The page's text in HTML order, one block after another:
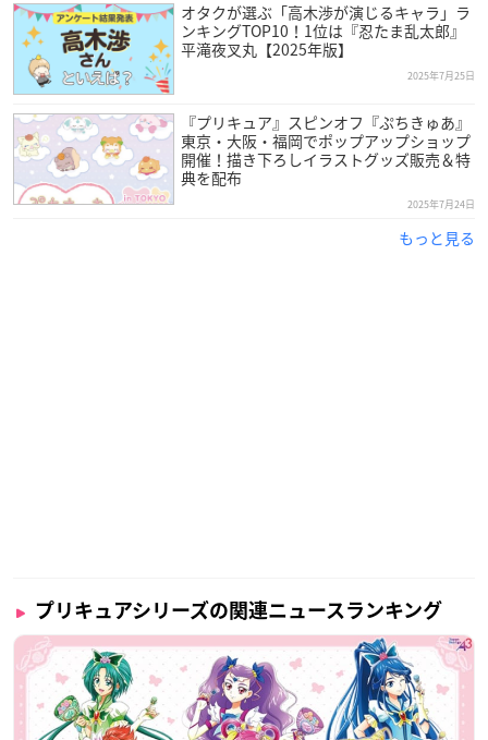
オタクが選ぶ「高木渉が演じるキャラ」ラ
ンキングTOP10！1位は『忍たま乱太郎』
平滝夜叉丸【2025年版】
2025年7月25日
『プリキュア』スピンオフ『ぷちきゅあ』
東京・大阪・福岡でポップアップショップ
開催！描き下ろしイラストグッズ販売＆特
典を配布
2025年7月24日
もっと見る
プリキュアシリーズの関連ニュースランキング